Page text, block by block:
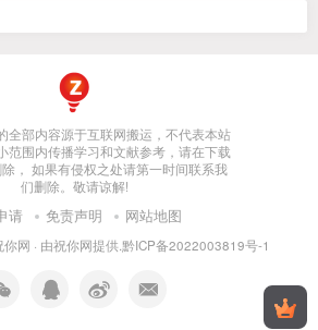
全部内容源于互联网搬运，不代表本站
范围内传播学习和文献参考，请在下载
， 如果有侵权之处请第一时间联系我
们删除。敬请谅解!
请 免责声明 网站地图
你网 · 由祝你网提供.黔ICP备2022003819号-1